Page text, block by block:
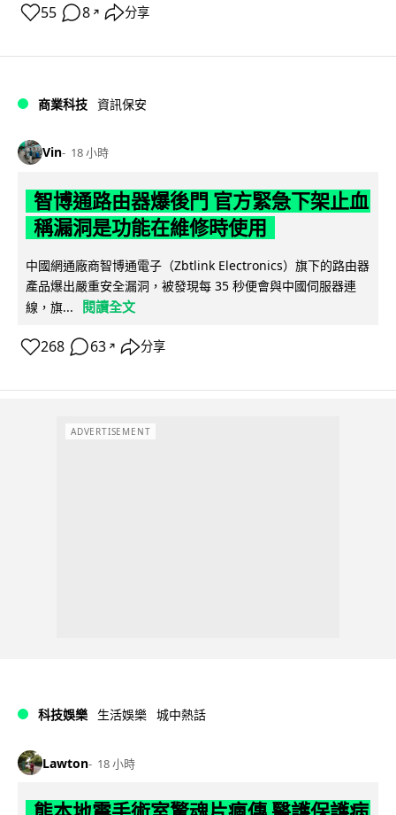
55 8 ↗ 分享
商業科技 資訊保安
Vin 18 小時
智博通路由器爆後門 官方緊急下架止血
稱漏洞是功能在維修時使用
中國網通廠商智博通電子（Zbtlink Electronics）旗下的路由器
產品爆出嚴重安全漏洞，被發現每 35 秒便會與中國伺服器連
線，旗...
閱讀全文
268 63 ↗ 分享
ADVERTISEMENT
科技娛樂 生活娛樂 城中熱話
Lawton 18 小時